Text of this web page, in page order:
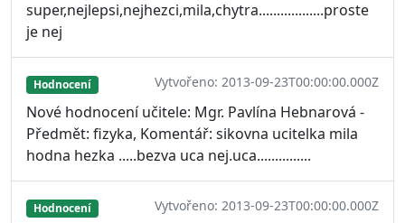
super,nejlepsi,nejhezci,mila,chytra..................proste
je nej
Hodnocení Vytvořeno: 2013-09-23T00:00:00.000Z
Nové hodnocení učitele: Mgr. Pavlína Hebnarová -
Předmět: fizyka, Komentář: sikovna ucitelka mila
hodna hezka .....bezva uca nej.uca...............
Hodnocení Vytvořeno: 2013-09-23T00:00:00.000Z